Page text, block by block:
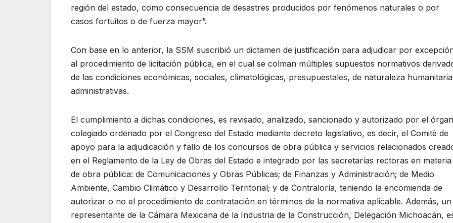
región del estado, como consecuencia de desastres producidos por fenómenos naturales o por
casos fortuitos o de fuerza mayor”.
Con base en lo anterior, la SSM suscribió un dictamen de justificación para adjudicar por
al procedimiento de licitación pública, en el cual se colman múltiples supuestos normativos
de las condiciones económicas, sociales, climatológicas, presupuestales, de naturaleza
administrativas.
El cumplimiento a dichas condiciones, es revisado, analizado, sancionado y autorizado por el
colegiado ordenado por el Congreso del Estado mediante decreto legislativo, es decir, el Comité de
apoyo para la adjudicación y fallo de los concursos de obra pública y servicios relacionados
en el Reglamento de la Ley de Obras del Estado e integrado por las secretarías rectoras en materia
de obra pública: de Comunicaciones y Obras Públicas; de Finanzas y Administración; de Medio
Ambiente, Cambio Climático y Desarrollo Territorial; y de Contraloría, teniendo la encomienda de
autorizar o no el procedimiento de contratación en términos de la normativa aplicable. Además, un
representante de la Cámara Mexicana de la Industria de la Construcción, Delegación Michoacán,